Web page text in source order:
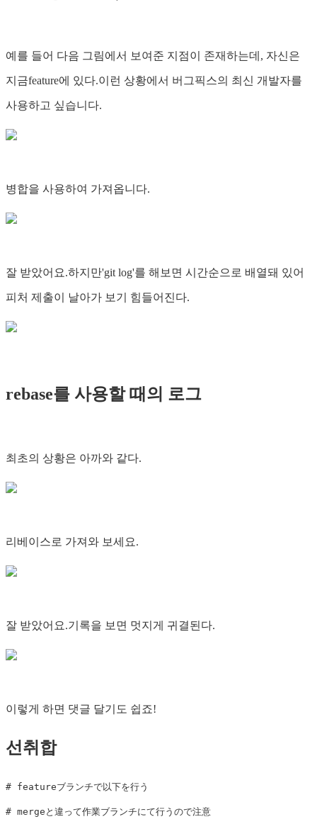
예를 들어 다음 그림에서 보여준 지점이 존재하는데, 자신은
지금feature에 있다.이런 상황에서 버그픽스의 최신 개발자를
사용하고 싶습니다.
병합을 사용하여 가져옵니다.
잘 받았어요.하지만'git log'를 해보면 시간순으로 배열돼 있어
피처 제출이 날아가 보기 힘들어진다.
rebase를 사용할 때의 로그
최초의 상황은 아까와 같다.
리베이스로 가져와 보세요.
잘 받았어요.기록을 보면 멋지게 귀결된다.
이렇게 하면 댓글 달기도 쉽죠!
선취합
# featureブランチで以下を行う
# mergeと違って作業ブランチにて行うので注意